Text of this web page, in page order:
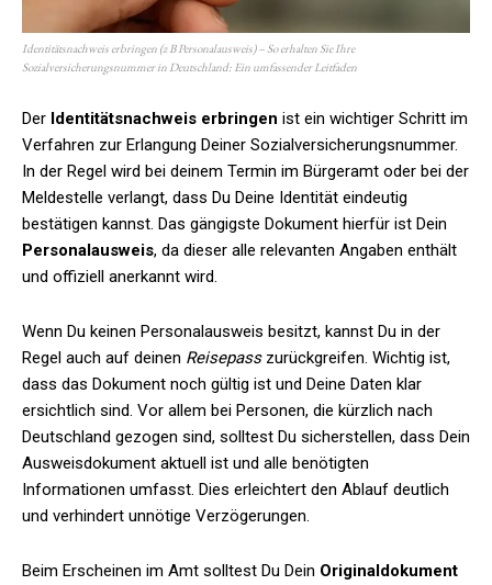
Identitätsnachweis erbringen (z B Personalausweis) – So erhalten Sie Ihre
Sozialversicherungsnummer in Deutschland: Ein umfassender Leitfaden
Der Identitätsnachweis erbringen ist ein wichtiger Schritt im
Verfahren zur Erlangung Deiner Sozialversicherungsnummer.
In der Regel wird bei deinem Termin im Bürgeramt oder bei der
Meldestelle verlangt, dass Du Deine Identität eindeutig
bestätigen kannst. Das gängigste Dokument hierfür ist Dein
Personalausweis, da dieser alle relevanten Angaben enthält
und offiziell anerkannt wird.
Wenn Du keinen Personalausweis besitzt, kannst Du in der
Regel auch auf deinen Reisepasszurückgreifen. Wichtig ist,
dass das Dokument noch gültig ist und Deine Daten klar
ersichtlich sind. Vor allem bei Personen, die kürzlich nach
Deutschland gezogen sind, solltest Du sicherstellen, dass Dein
Ausweisdokument aktuell ist und alle benötigten
Informationen umfasst. Dies erleichtert den Ablauf deutlich
und verhindert unnötige Verzögerungen.
Beim Erscheinen im Amt solltest Du Dein Originaldokument